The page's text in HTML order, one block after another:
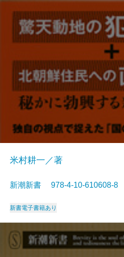
米村耕一／著
新潮新書 978-4-10-610608-
新書電子書籍あり